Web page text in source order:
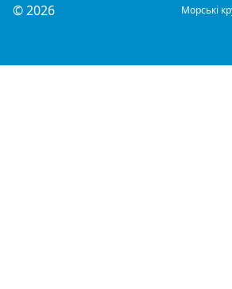
© 2026 Морські